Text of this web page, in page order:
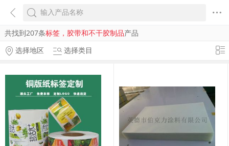
共找到207条标签，胶带和不干胶制品产品
选择地区
选择类目